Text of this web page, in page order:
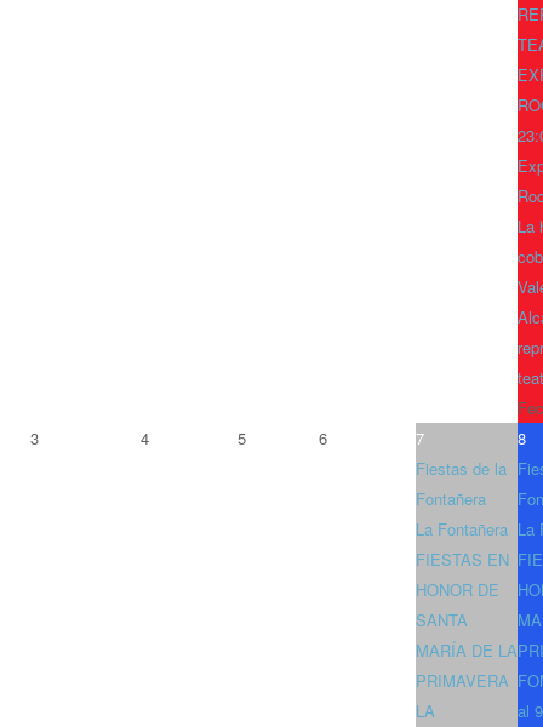
La
3
4 5 6
7
Fiestas de la
Fontañera
La Fontañera
FIESTAS EN
HONOR DE
SANTA
MARÍA DE LA
PRIMAVERA
LA
8
La
al